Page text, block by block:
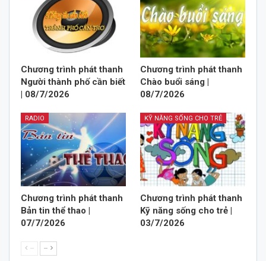
Chương trình phát thanh
Người thành phố cần biết
| 08/7/2026
Chương trình phát thanh
Chào buổi sáng |
08/7/2026
RADIO
Chương trình phát thanh
Bản tin thể thao |
07/7/2026
KỸ NĂNG SỐNG CHO TRẺ
Chương trình phát thanh
Kỹ năng sống cho trẻ |
03/7/2026
-- --